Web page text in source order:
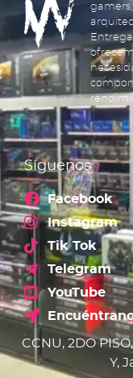
Síguenos
Facebook
Instagram
Tik Tok
Telegram
YouTube
CCNU, 2DO
Y,